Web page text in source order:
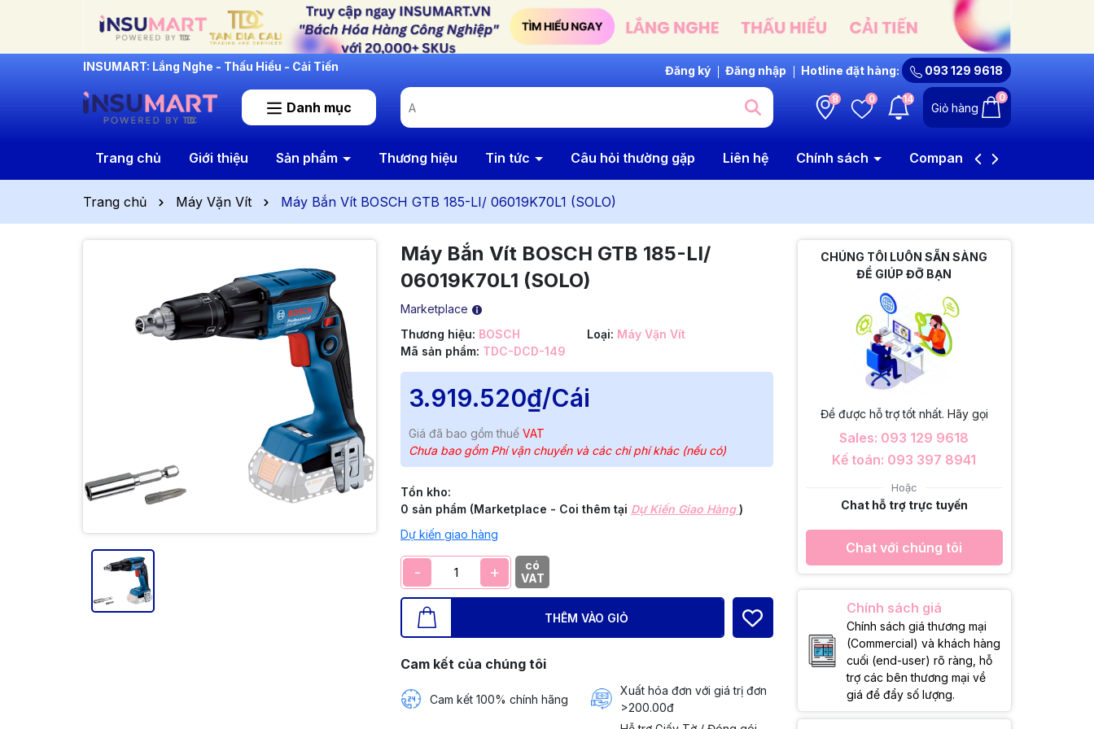
INSUMART: Lắng Nghe - Thấu Hiểu - Cải Tiến Đăng ký Đăng nhập Hotline đặt hàng: 093 129 9618
Danh mục
8 0 14
Giỏ hàng
0
Trang chủ Giới thiệu Sản phẩm Thương hiệu Tin tức Câu hỏi thường gặp Liên hệ Chính sách Company Profile
Trang chủ Máy Vặn Vít Máy Bắn Vít BOSCH GTB 185-LI/ 06019K70L1 (SOLO)
Máy Bắn Vít BOSCH GTB 185-LI/
06019K70L1 (SOLO)
Marketplace
Thương hiệu: BOSCH Loại: Máy Vặn Vít
Mã sản phẩm: TDC-DCD-149
3.919.520₫/Cái
Giá đã bao gồm thuế VAT
Chưa bao gồm Phí vận chuyển và các chi phí khác (nếu có)
Tồn kho:
0 sản phẩm (Marketplace - Coi thêm tại Dự Kiến Giao Hàng)
Dự kiến giao hàng
- +
có
VAT
THÊM VÀO GIỎ
Cam kết của chúng tôi
Cam kết 100% chính hãng
Xuất hóa đơn với giá trị đơn
>200.00đ
CHÚNG TÔI LUÔN SẴN SÀNG
ĐỂ GIÚP ĐỠ BẠN
Để được hỗ trợ tốt nhất. Hãy gọi
Sales: 093 129 9618
Kế toán: 093 397 8941
Hoặc
Chat hỗ trợ trực tuyến
Chat với chúng tôi
Chính sách giá
Chính sách giá thương mại
(Commercial) và khách hàng
cuối (end-user) rõ ràng, hỗ
trợ các bên thương mại về
giá để đẩy số lượng.